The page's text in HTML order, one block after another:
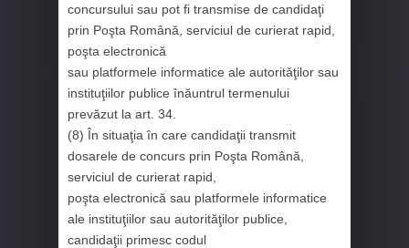
concursului sau pot fi transmise de candidaţi
prin Poşta Română, serviciul de curierat rapid,
poşta electronică
sau platformele informatice ale autorităţilor sau
instituţiilor publice înăuntrul termenului
prevăzut la art. 34.
(8) În situaţia în care candidaţii transmit
dosarele de concurs prin Poşta Română,
serviciul de curierat rapid,
poşta electronică sau platformele informatice
ale instituţiilor sau autorităţilor publice,
candidaţii primesc codul